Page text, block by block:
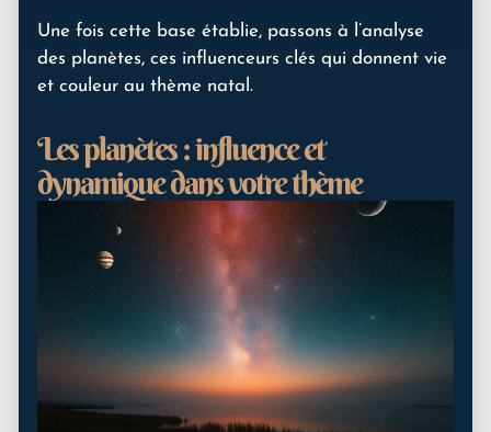
Une fois cette base établie, passons à l’analyse
des planètes, ces influenceurs clés qui donnent vie
et couleur au thème natal.
Les planètes : influence et
dynamique dans votre thème